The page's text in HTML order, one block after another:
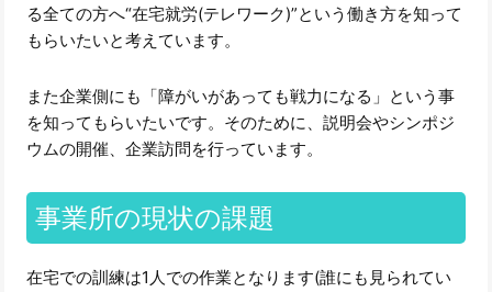
る全ての方へ“在宅就労(テレワーク)”という働き方を知って
もらいたいと考えています。
また企業側にも「障がいがあっても戦力になる」という事
を知ってもらいたいです。そのために、説明会やシンポジ
ウムの開催、企業訪問を行っています。
事業所の現状の課題
在宅での訓練は1人での作業となります(誰にも見られてい